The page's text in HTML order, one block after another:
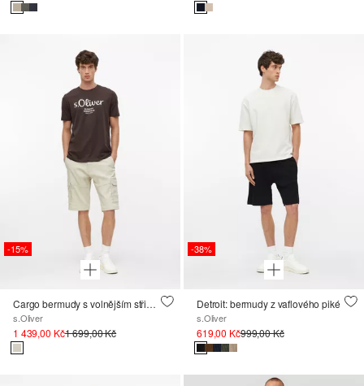
-15%
Cargo bermudy s volnějším střihem Relaxed Fit a elastickým pasem
s.Oliver
1 439,00 Kč1 699,00 Kč
-38%
Detroit: bermudy z vaflového piké
s.Oliver
619,00 Kč999,00 Kč